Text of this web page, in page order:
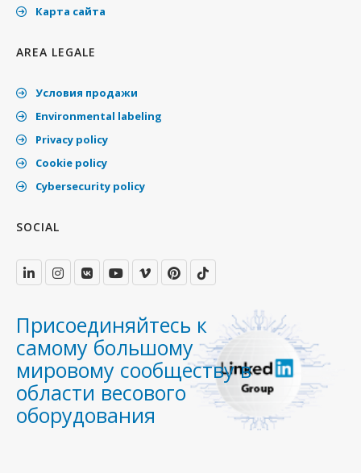
Карта сайта
AREA LEGALE
Условия продажи
Environmental labeling
Privacy policy
Cookie policy
Cybersecurity policy
SOCIAL
Присоединяйтесь к
самому большому
мировому сообществу в
области весового
оборудования